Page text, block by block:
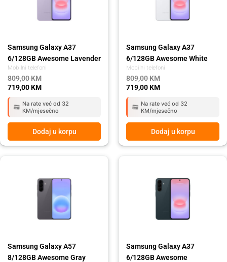
Mobilni telefoni
Samsung Galaxy A37
6/128GB Awesome Lavender
809,00KM
719,00KM
Na rate već od 32
KM/mjesečno
Dodaj u korpu
Mobilni telefoni
Samsung Galaxy A37
6/128GB Awesome White
809,00KM
719,00KM
Na rate već od 32
KM/mjesečno
Dodaj u korpu
Samsung Galaxy A57
8/128GB Awesome Gray
919,00 KM.
819,00 KM.
Samsung Galaxy A37
6/128GB Awesome
809,00 KM.
719,00 KM.